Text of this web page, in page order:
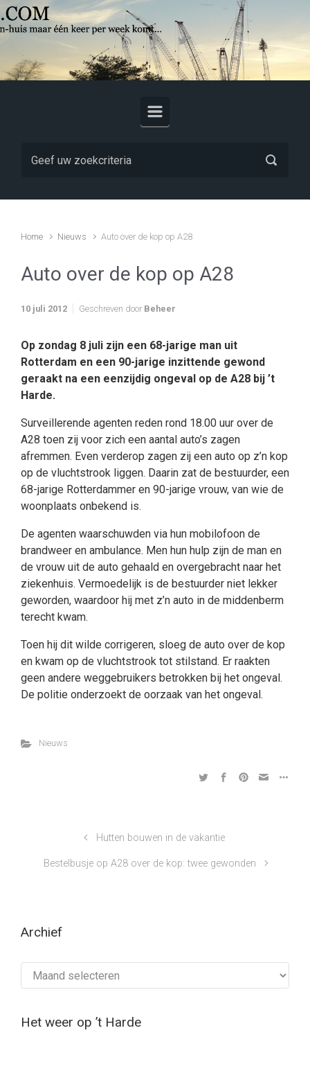
Skip to main content
Home Nieuws Auto over de kop op A28
Auto over de kop op A28
10 juli 2012 Geschreven door Beheer
Op zondag 8 juli zijn een 68-jarige man uit
Rotterdam en een 90-jarige inzittende gewond
geraakt na een eenzijdig ongeval op de A28 bij ’t
Harde.
Surveillerende agenten reden rond 18.00 uur over de
A28 toen zij voor zich een aantal auto’s zagen
afremmen. Even verderop zagen zij een auto op z’n kop
op de vluchtstrook liggen. Daarin zat de bestuurder, een
68-jarige Rotterdammer en 90-jarige vrouw, van wie de
woonplaats onbekend is.
De agenten waarschuwden via hun mobilofoon de
brandweer en ambulance. Men hun hulp zijn de man en
de vrouw uit de auto gehaald en overgebracht naar het
ziekenhuis. Vermoedelijk is de bestuurder niet lekker
geworden, waardoor hij met z’n auto in de middenberm
terecht kwam.
Toen hij dit wilde corrigeren, sloeg de auto over de kop
en kwam op de vluchtstrook tot stilstand. Er raakten
geen andere weggebruikers betrokken bij het ongeval.
De politie onderzoekt de oorzaak van het ongeval.
Nieuws
Hutten bouwen in de vakantie
Bestelbusje op A28 over de kop: twee gewonden
Archief
Het weer op ’t Harde